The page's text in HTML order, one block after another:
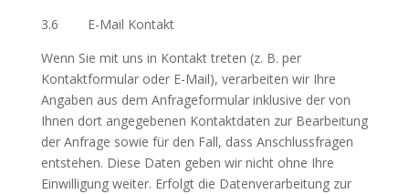
3.6 E-Mail Kontakt
Wenn Sie mit uns in Kontakt treten (z. B. per
Kontaktformular oder E-Mail), verarbeiten wir Ihre
Angaben aus dem Anfrageformular inklusive der von
Ihnen dort angegebenen Kontaktdaten zur Bearbeitung
der Anfrage sowie für den Fall, dass Anschlussfragen
entstehen. Diese Daten geben wir nicht ohne Ihre
Einwilligung weiter. Erfolgt die Datenverarbeitung zur